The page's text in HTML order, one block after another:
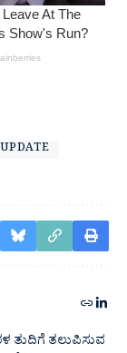
ತುದಿಗೆ ತಲುಪಿಸುವ